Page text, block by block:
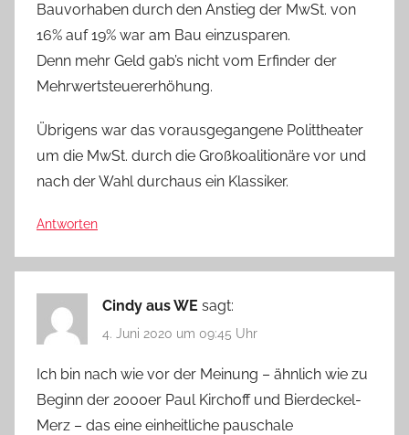
Bauvorhaben durch den Anstieg der MwSt. von
16% auf 19% war am Bau einzusparen.
Denn mehr Geld gab’s nicht vom Erfinder der
Mehrwertsteuererhöhung.
Übrigens war das vorausgegangene Polittheater
um die MwSt. durch die Großkoalitionäre vor und
nach der Wahl durchaus ein Klassiker.
Antworten
Cindy aus WE sagt:
4. Juni 2020 um 09:45 Uhr
Ich bin nach wie vor der Meinung – ähnlich wie zu
Beginn der 2000er Paul Kirchoff und Bierdeckel-
Merz – das eine einheitliche pauschale